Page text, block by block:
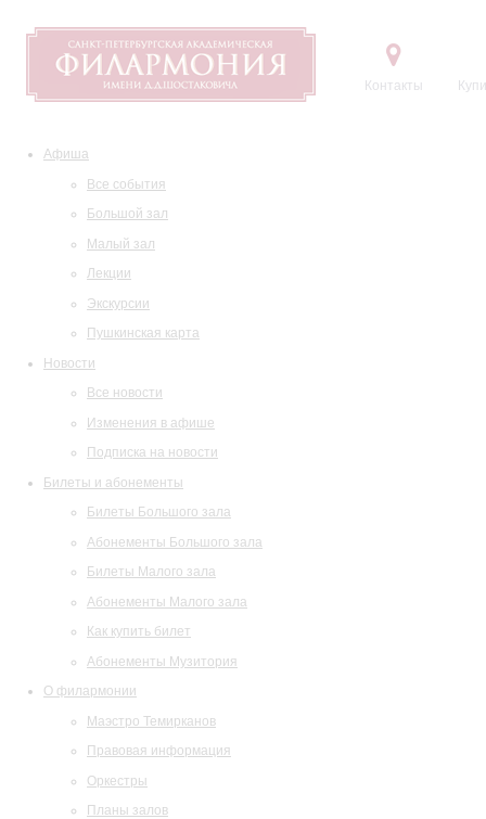
Контакты
Афиша
Все события
Большой зал
Малый зал
Лекции
Экскурсии
Пушкинская карта
Новости
Все новости
Изменения в афише
Подписка на новости
Билеты и абонементы
Билеты Большого зала
Абонементы Большого зала
Билеты Малого зала
Абонементы Малого зала
Как купить билет
Абонементы Музитория
О филармонии
Маэстро Темирканов
Правовая информация
Оркестры
Планы залов